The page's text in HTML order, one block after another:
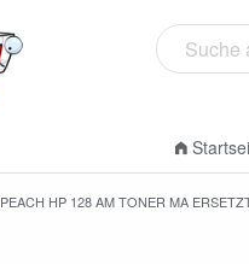
PEACH HP 128 AM TONER MA